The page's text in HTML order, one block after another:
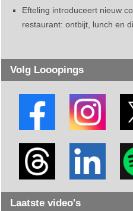
Efteling introduceert nieuw
restaurant: ontbijt, lunch en
Volg Looopings
Laatste video's